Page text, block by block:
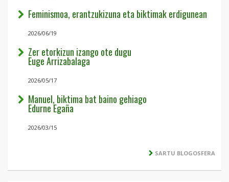
Feminismoa, erantzukizuna eta biktimak erdigunean
2026/06/19
Zer etorkizun izango ote dugu
Euge Arrizabalaga
2026/05/17
Manuel, biktima bat baino gehiago
Edurne Egaña
2026/03/15
SARTU BLOGOSFERA